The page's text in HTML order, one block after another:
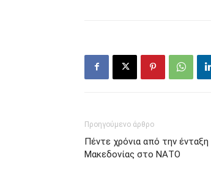
Προηγούμενο άρθρο
Πέντε χρόνια από την ένταξη
Μακεδονίας στο ΝΑΤΟ